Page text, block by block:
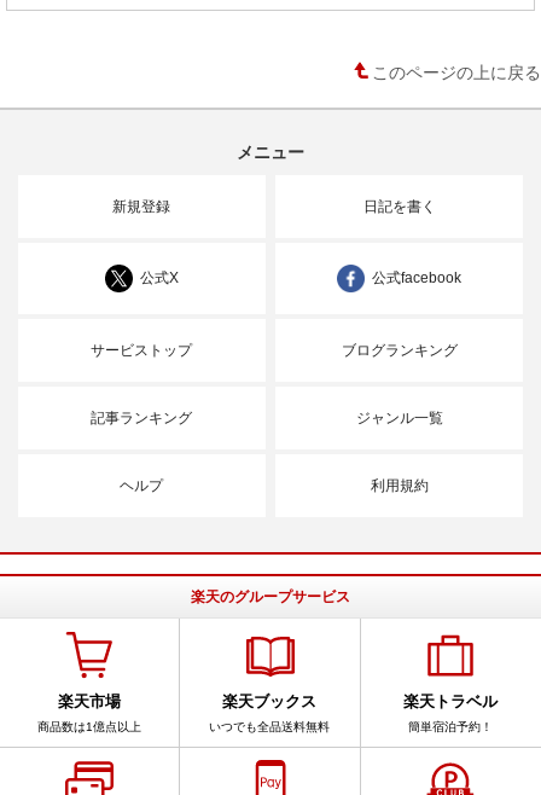
このページの上に戻る
メニュー
新規登録 日記を書く
公式X 公式facebook
サービストップ ブログランキング
記事ランキング ジャンル一覧
ヘルプ 利用規約
楽天のグループサービス
楽天市場
商品数は1億点以上
楽天ブックス
いつでも全品送料無料
楽天トラベル
簡単宿泊予約！